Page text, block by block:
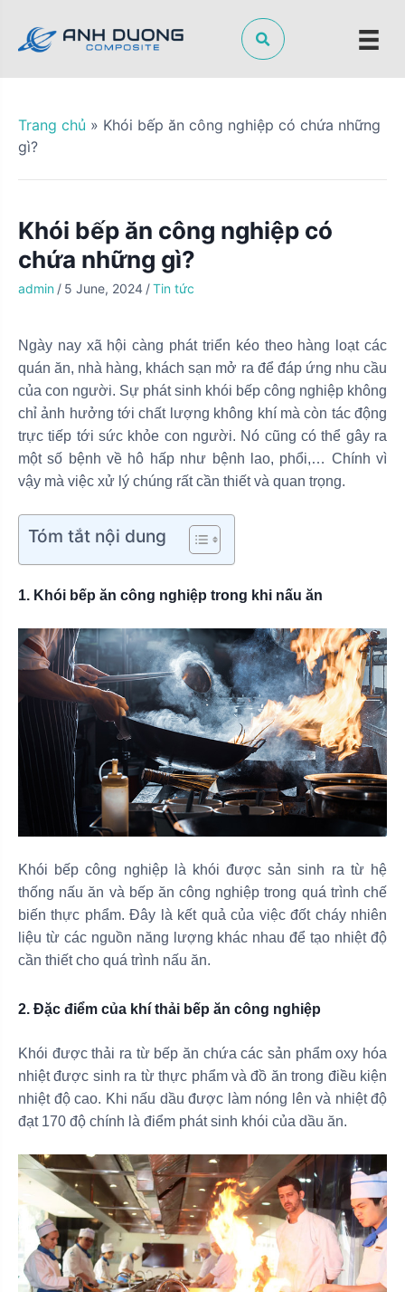
p
Trang chủ » Khói bếp ăn công nghiệp có chứa những
gì?
Khói bếp ăn công nghiệp có
chứa những gì?
admin / 5 June, 2024 /Tin tức
Ngày nay xã hội càng phát triển kéo theo hàng loạt các
quán ăn, nhà hàng, khách sạn mở ra để đáp ứng nhu cầu
của con người. Sự phát sinh khói bếp công nghiệp không
chỉ ảnh hưởng tới chất lượng không khí mà còn tác động
trực tiếp tới sức khỏe con người. Nó cũng có thể gây ra
một số bệnh về hô hấp như bệnh lao, phổi,… Chính vì
vậy mà việc xử lý chúng rất cần thiết và quan trọng.
Tóm tắt nội dung
1. Khói bếp ăn công nghiệp trong khi nấu ăn
Khói bếp công nghiệp là khói được sản sinh ra từ hệ
thống nấu ăn và bếp ăn công nghiệp trong quá trình chế
biến thực phẩm. Đây là kết quả của việc đốt cháy nhiên
liệu từ các nguồn năng lượng khác nhau để tạo nhiệt độ
cần thiết cho quá trình nấu ăn.
2. Đặc điểm của khí thải bếp ăn công nghiệp
Khói được thải ra từ bếp ăn chứa các sản phẩm oxy hóa
nhiệt được sinh ra từ thực phẩm và đồ ăn trong điều kiện
nhiệt độ cao. Khi nấu dầu được làm nóng lên và nhiệt độ
đạt 170 độ chính là điểm phát sinh khói của dầu ăn.